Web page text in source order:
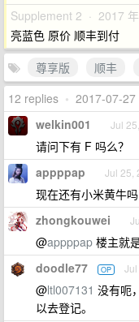
Supplement 2 · 2017
亮蓝色 原价 顺丰到付
尊享版
顺丰
12 replies • 2017-07-
welkin001 Jul
请问下有 F 吗么？
appppap Jul 25,
现在还有小米黄牛吗
zhongkouwei
@appppap 楼主就
doodle77 OP
@ltl007131 没有呃
以去登记。